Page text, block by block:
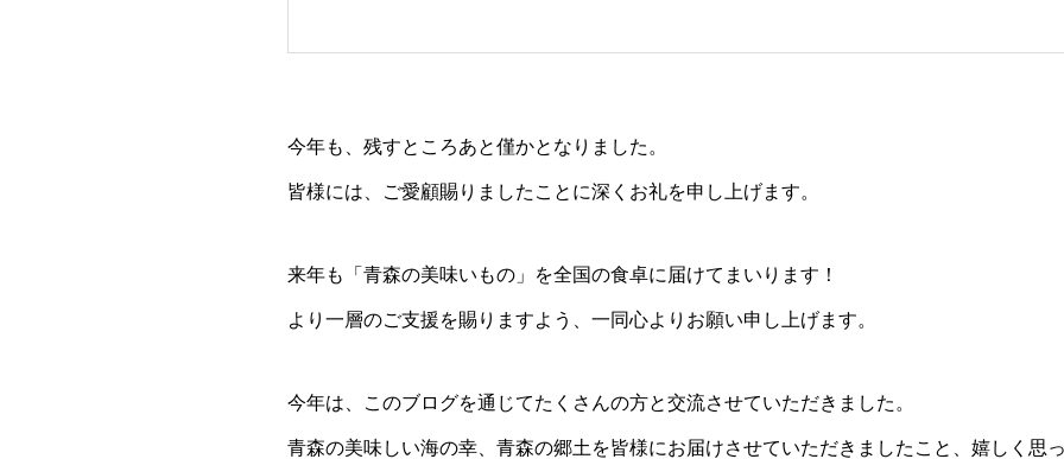
今年も、残すところあと僅かとなりました。
皆様には、ご愛顧賜りましたことに深くお礼を申し上げます。
来年も「青森の美味いもの」を全国の食卓に届けてまいります！
より一層のご支援を賜りますよう、一同心よりお願い申し上げます。
今年は、このブログを通じてたくさんの方と交流させていただきました。
青森の美味しい海の幸、青森の郷土を皆様にお届けさせていただきましたこと、嬉しく思